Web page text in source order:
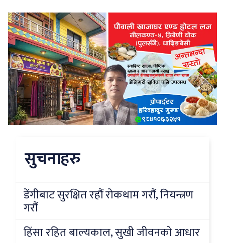
सुचनाहरु
डेंगीबाट सुरक्षित रहौं रोकथाम गरौं, नियन्त्रण
गरौं
हिंसा रहित बाल्यकाल, सुखी जीवनको आधार